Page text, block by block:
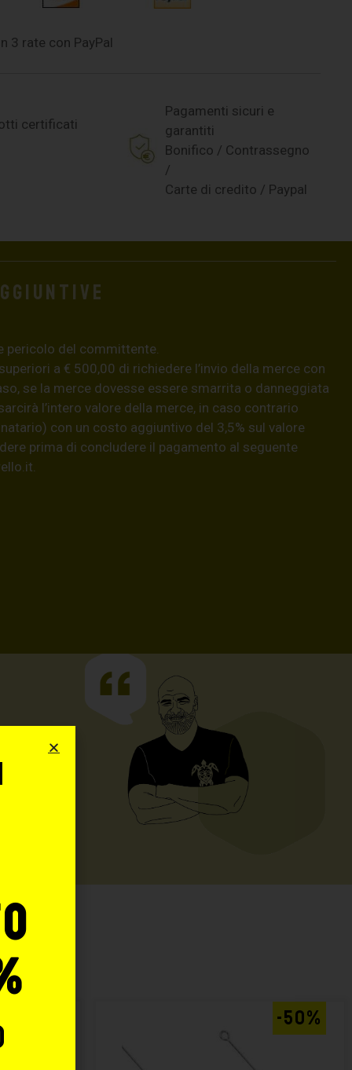
3 rate con PayPal
certificati
Pagamenti sicuri e
garantiti
Bonifico / Contrassegno
/
Carte di credito / Paypal
pericolo del committente.
a € 500,00 di richiedere l’invio della merce con
se la merce dovesse essere smarrita o danneggiata
l’intero valore della merce, in caso contrario
con un costo aggiuntivo del 3,5% sul valore
prima di concludere il pagamento al seguente
.
-20% -50%